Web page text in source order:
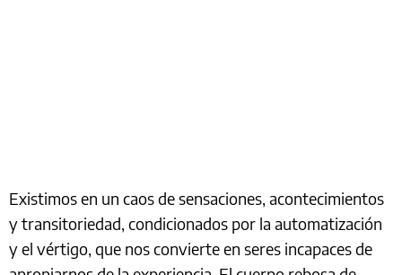
Existimos en un caos de sensaciones, acontecimientos
y transitoriedad, condicionados por la automatización
y el vértigo, que nos convierte en seres incapaces de